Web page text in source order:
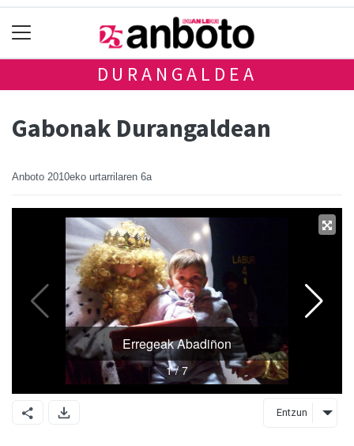
DURANGALDEA
Gabonak Durangaldean
Anboto 2010eko urtarrilaren 6a
Entzun